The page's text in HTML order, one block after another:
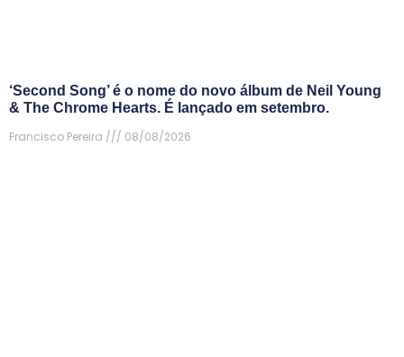
‘Second Song’ é o nome do novo álbum de Neil Young
& The Chrome Hearts. É lançado em setembro.
Francisco Pereira
08/08/2026